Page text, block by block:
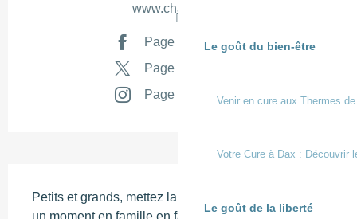
Le goût du bien-être
Venir en cure aux Thermes
Votre Cure à Dax : Découvrir
Le goût de la liberté
www.chalosse.fr
Page Facebook
Page X
Page Instagram
Petits et grands, mettez la main à la terre ! Partagez
un moment en famille en façonnant votre propre